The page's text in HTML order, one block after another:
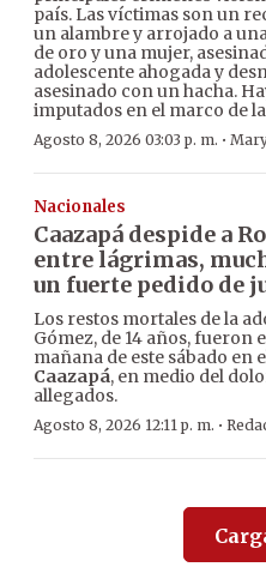
país. Las víctimas son un
un alambre y arrojado a
de oro y una mujer,
adolescente ahogada y
asesinado con un hacha.
imputados en el marco de
Agosto 8, 2026 03:03 p. m. ·
Nacionales
Caazapá despide a
entre lágrimas,
un fuerte pedido de
Los restos mortales de la
Gómez, de 14 años, fueron
mañana de este sábado
Caazapá, en medio del
allegados.
Agosto 8, 2026 12:11 p. m. ·